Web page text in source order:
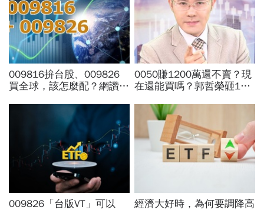
009816拚台股、009826
買全球，該怎麼配？網讚
海老牛說，這種人不適合
0050賺1200萬還不賣？現
在還能買嗎？郭哲榮砸1億
萬7不敢買「可憐哪」
009826「台版VT」可以
經濟大好時，為何要調降高